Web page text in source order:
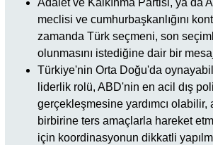
Adalet ve Kalkınma Partisi, ya da
meclisi ve cumhurbaşkanlığını
zamanda Türk seçmeni, son
olunmasını istediğine dair bir
Türkiye'nin Orta Doğu'da
liderlik rolü, ABD'nin en acil dış
gerçekleşmesine yardımcı
birbirine ters amaçlarla hareket
için koordinasyonun dikkatli